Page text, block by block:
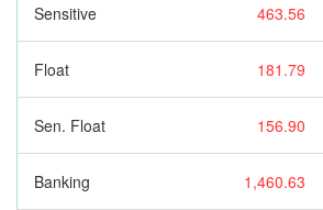
Sensitive 463.56
Float 181.79
Sen. Float 156.90
Banking 1,460.63